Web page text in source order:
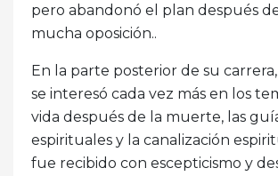
pero abandonó el plan después
mucha oposición..
En la parte posterior de su
se interesó cada vez más en los
vida después de la muerte, las
espirituales y la canalización
fue recibido con escepticismo y